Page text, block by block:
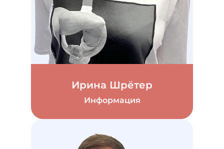
Ирина Шрётер
Информация